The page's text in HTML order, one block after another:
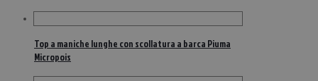
Top a maniche lunghe con scollatura a barca Piuma
Micropois